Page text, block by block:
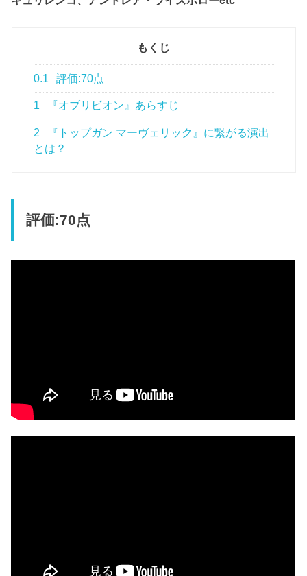
もくじ
0.1 評価:70点
1 『オブリビオン』あらすじ
2
『トップガン マーヴェリック』に繋がる演出
とは？
評価:70点